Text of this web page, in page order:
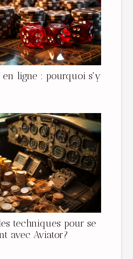
en ligne : pourquoi s'y
techniques pour se
avec Aviator?